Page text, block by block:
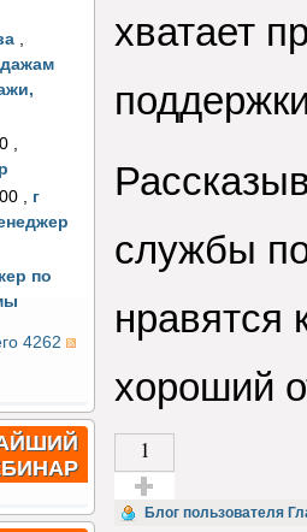
, г
по
4262
хватает
службы
нравятся
хороший
1
Голос за!
Блог пользователя